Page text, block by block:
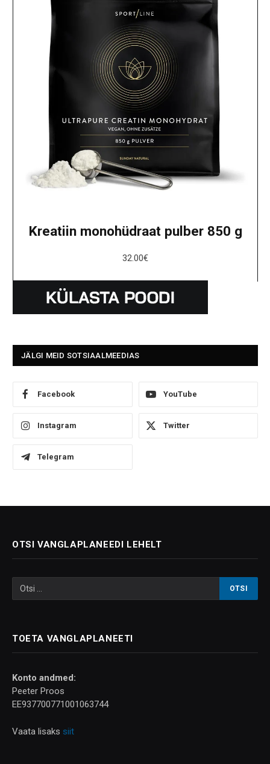
Kreatiin monohüdraat pulber 850 g
32.00€
JÄLGI MEID SOTSIAALMEEDIAS
Facebook YouTube
Instagram Twitter
Telegram
OTSI VANGLAPLANEEDI LEHELT
TOETA VANGLAPLANEETI
Konto andmed:
Peeter Proos
EE937700771001063744
Vaata lisaks siit